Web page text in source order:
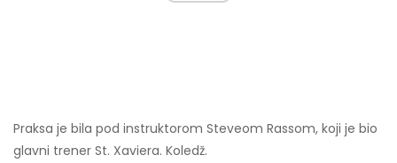
Praksa je bila pod instruktorom Steveom Rassom, koji je bio
glavni trener St. Xaviera. Koledž.